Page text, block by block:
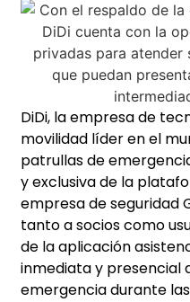
DiDi, la empresa de
movilidad líder en el
patrullas de
y exclusiva de la
empresa de seguridad
tanto a socios como
de la aplicación
inmediata y presencial
emergencia durante